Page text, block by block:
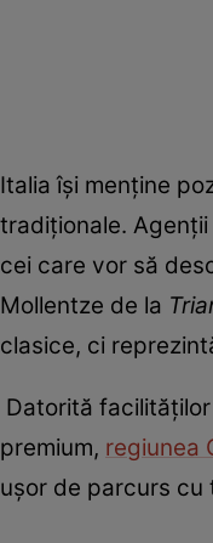
Italia își menține
tradiționale.
cei care vor să
Mollentze de la
clasice, ci
Datorită
premium, regiunea
ușor de parcurs